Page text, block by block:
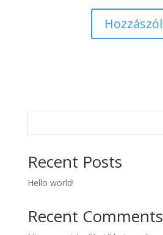
Recent Posts
Hello world!
Recent Comments